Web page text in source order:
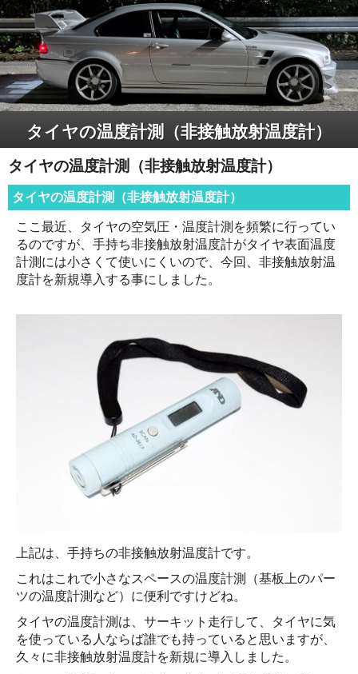
タイヤの温度計測（非接触放射温度計）
タイヤの温度計測（非接触放射温度計）
タイヤの温度計測（非接触放射温度計）
ここ最近、タイヤの空気圧・温度計測を頻繁に行ってい
るのですが、手持ち非接触放射温度計がタイヤ表面温度
計測には小さくて使いにくいので、今回、非接触放射温
度計を新規導入する事にしました。
上記は、手持ちの非接触放射温度計です。
これはこれで小さなスペースの温度計測（基板上のパー
ツの温度計測など）に便利ですけどね。
タイヤの温度計測は、サーキット走行して、タイヤに気
を使っている人ならば誰でも持っていると思いますが、
久々に非接触放射温度計を新規に導入しました。